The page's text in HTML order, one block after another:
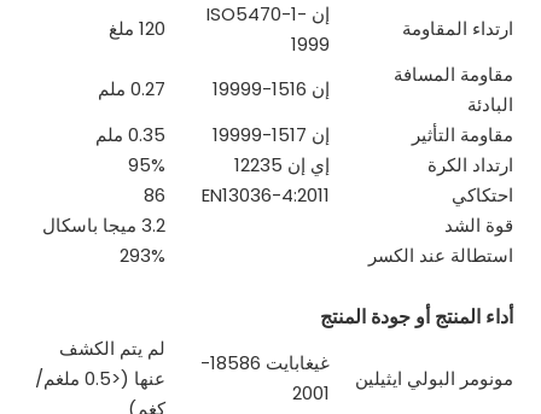
ارتداء المقاومة
إن ISO5470-1-
1999
120 ملغ
مقاومة المسافة
البادئة
إن 1516-19999
0.27 ملم
مقاومة التأثير
إن 1517-19999
0.35 ملم
ارتداد الكرة
إي إن 12235
95%
احتكاكي
EN13036-4:2011
86
قوة الشد
3.2 ميجا باسكال
استطالة عند الكسر
293%
أداء المنتج أو جودة المنتج
مونومر البولي ايثيلين
غيغابايت 18586-
2001
لم يتم الكشف
عنها (<0.5 ملغم/